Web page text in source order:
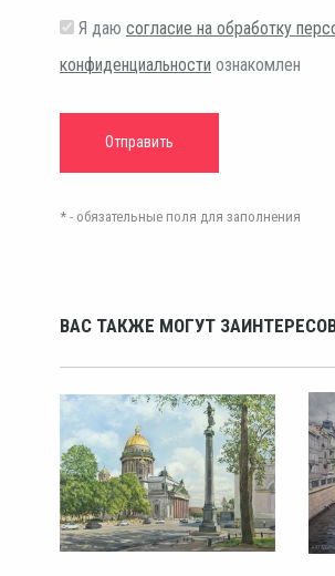
Я даю согласие на обработку
конфиденциальности ознакомлен
* - обязательные поля для заполнения
ВАС ТАКЖЕ МОГУТ